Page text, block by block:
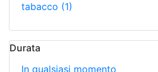
tabacco (1)
Durata
In qualsiasi momento